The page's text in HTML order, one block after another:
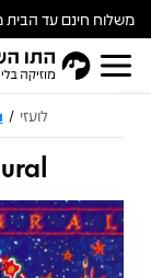
ש״ח
לועזי /